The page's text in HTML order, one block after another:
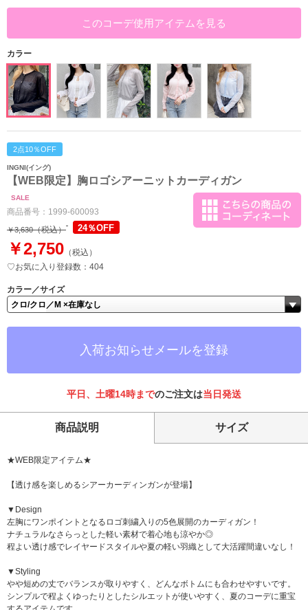
このコーデ使用アイテムを見る
カラー
2点10％OFF
INGNI(イング)
【WEB限定】胸ロゴシアーニットカーディガン
SALE
商品番号： 1999-600093
￥3,630（税込） 24％OFF
￥2,750 （税込）
♡お気に入り登録数：404
カラー／サイズ
入荷お知らせメールを登録
平日、土曜14時までのご注文は当日発送
商品説明 サイズ
★WEB限定アイテム★
【透け感を楽しめるシアーカーディンガンが登場】
▼Design
左胸にワンポイントとなるロゴ刺繍入りの5色展開のカーディガン！
ナチュラルなさらっとした軽い素材で着心地も涼やか◎
程よい透け感でレイヤードスタイルや夏の軽い羽織として大活躍間違いなし！
▼Styling
やや短めの丈でバランスが取りやすく、どんなボトムにも合わせやすいです。
シンプルで程よくゆったりとしたシルエットが使いやすく、夏のコーデに重宝